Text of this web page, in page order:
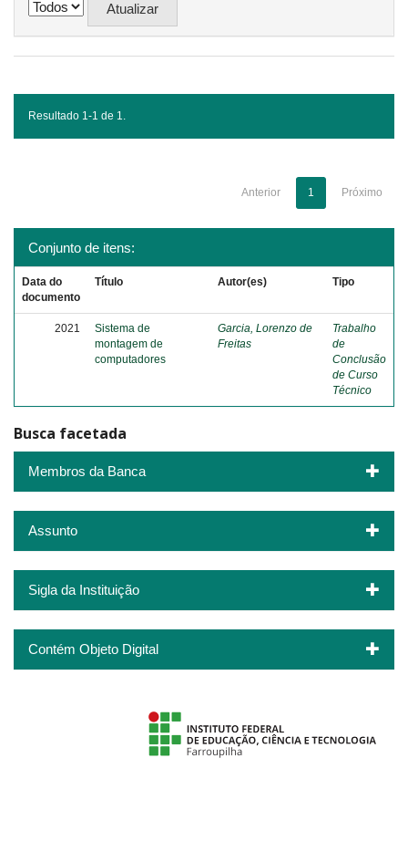
Resultado 1-1 de 1.
Anterior 1 Próximo
Conjunto de itens:
Data do
documento
Título Autor(es) Tipo
2021
Sistema de
montagem de
computadores
Garcia, Lorenzo de
Freitas
Trabalho
de
Conclusão
de Curso
Técnico
Busca facetada
Membros da Banca
Assunto
Sigla da Instituição
Contém Objeto Digital